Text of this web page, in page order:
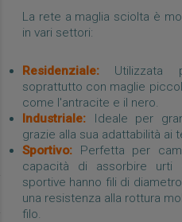
La rete a maglia sciolta è
in vari settori:
Residenziale: Utilizzata
soprattutto con maglie
come l'antracite e il nero.
Industriale: Ideale per
grazie alla sua adattabilità ai
Sportivo: Perfetta per
capacità di assorbire urti
sportive hanno fili di
una resistenza alla rottura
filo.